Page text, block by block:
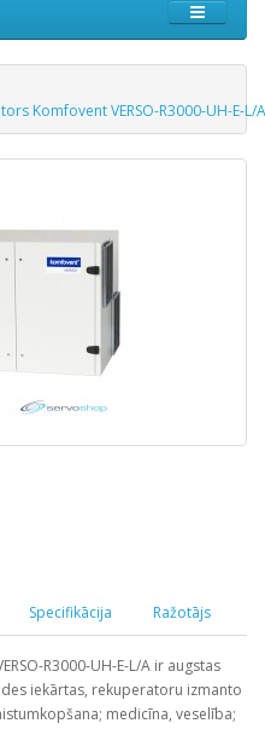
Komfovent VERSO-R3000-UH-E-L/A
Specifikācija Ražotājs
R3000-UH-E-L/A ir augstas
iekārtas, rekuperatoru izmanto
medicīna, veselība;